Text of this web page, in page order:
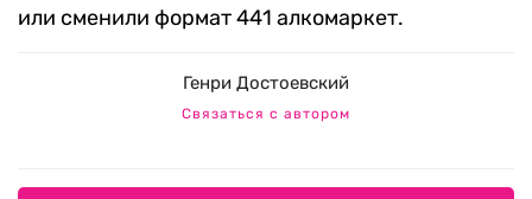
или сменили формат 441 алкомаркет.
Генри Достоевский
Связаться с автором